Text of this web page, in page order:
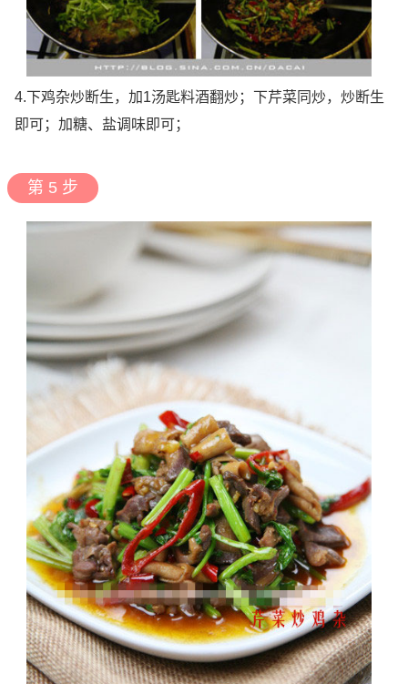
4.下鸡杂炒断生，加1汤匙料酒翻炒；下芹菜同炒，炒断生
即可；加糖、盐调味即可；
第 5 步